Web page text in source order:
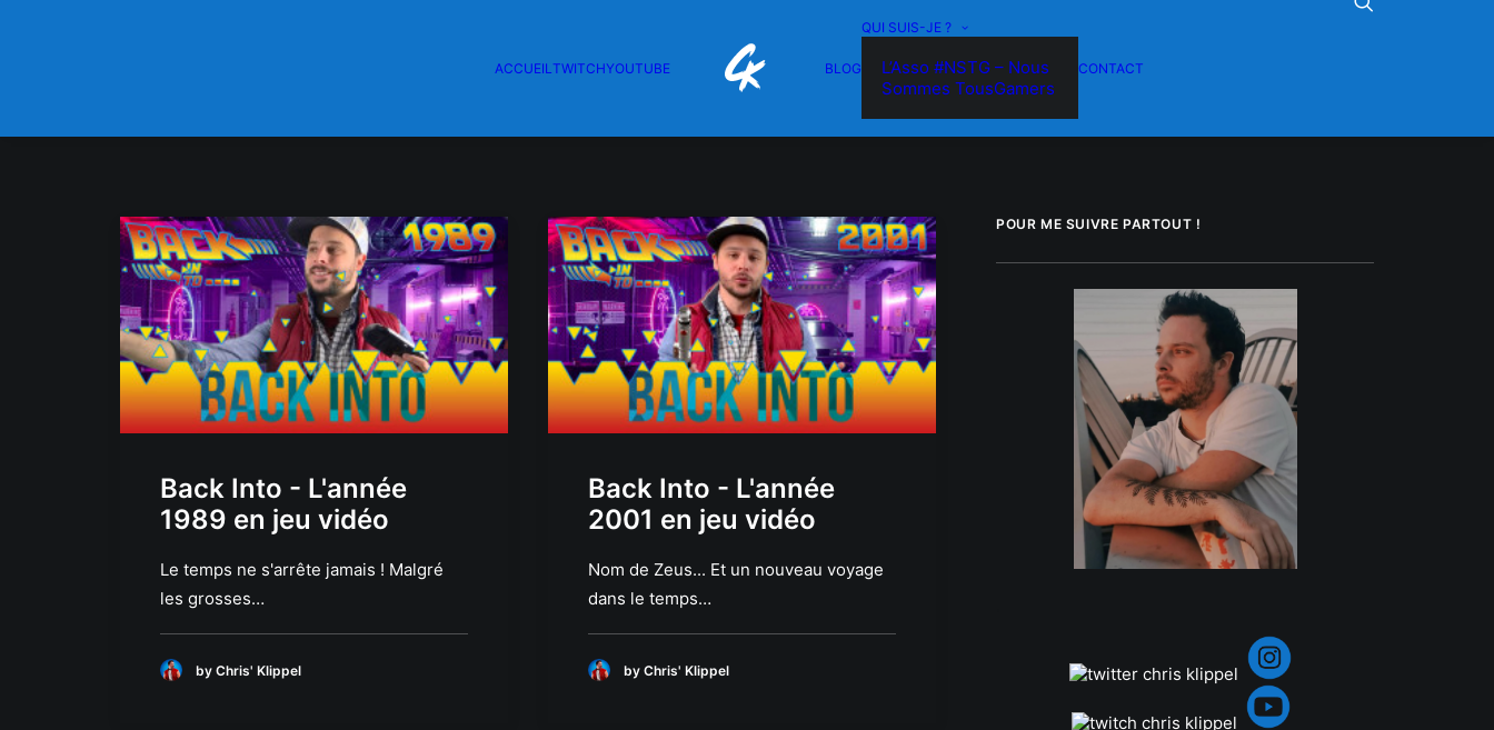
ACCUEILTWITCHYOUTUBE BLOG
QUI SUIS-JE ?
L’Asso #NSTG – Nous
Sommes TousGamers
CONTACT
Back Into - L'année
1989 en jeu vidéo
Le temps ne s'arrête jamais ! Malgré
les grosses…
by Chris' Klippel
Back Into - L'année
2001 en jeu vidéo
Nom de Zeus... Et un nouveau voyage
dans le temps…
by Chris' Klippel
POUR ME SUIVRE PARTOUT !